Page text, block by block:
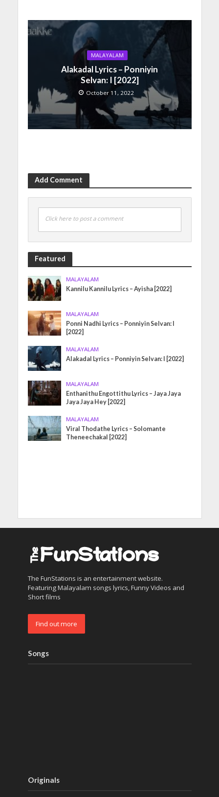
MALAYALAM
Alakadal Lyrics – Ponniyin
Selvan: I [2022]
October 11, 2022
Add Comment
Click here to post a comment
Featured
MALAYALAM
Kannilu Kannilu Lyrics – Ayisha [2022]
MALAYALAM
Ponni Nadhi Lyrics – Ponniyin Selvan: I
[2022]
MALAYALAM
Alakadal Lyrics – Ponniyin Selvan: I [2022]
MALAYALAM
Enthanithu Engottithu Lyrics – Jaya Jaya
Jaya Jaya Hey [2022]
MALAYALAM
Viral Thodathe Lyrics – Solomante
Theneechakal [2022]
The FunStations is an entertainment website.
Featuring Malayalam songs lyrics, Funny Videos and
Short films
Find out more
Songs
Originals